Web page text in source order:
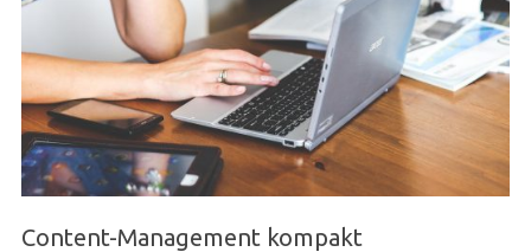
LEHRGANG:
EFFIZIENZ
STEIGERN
IM
Content-Management kompakt